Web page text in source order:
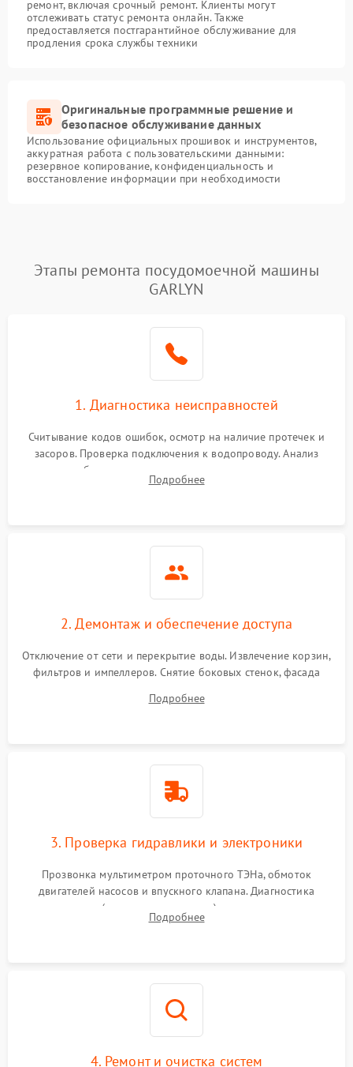
ремонт, включая срочный ремонт. Клиенты могут
отслеживать статус ремонта онлайн. Также
предоставляется постгарантийное обслуживание для
продления срока службы техники
Оригинальные программные решение и
безопасное обслуживание данных
Использование официальных прошивок и инструментов,
аккуратная работа с пользовательскими данными:
резервное копирование, конфиденциальность и
восстановление информации при необходимости
Этапы ремонта посудомоечной машины
GARLYN
1. Диагностика неисправностей
Считывание кодов ошибок, осмотр на наличие протечек и
засоров. Проверка подключения к водопроводу. Анализ
жалоб на отсутствие слива, нагрева, вращения
разбрызгивателей или срабатывание системы защиты
Подробнее
2. Демонтаж и обеспечение доступа
Отключение от сети и перекрытие воды. Извлечение корзин,
фильтров и импеллеров. Снятие боковых стенок, фасада
циркуляционному насосу, ТЭНу и сливной помпе.
Подробнее
3. Проверка гидравлики и электроники
Прозвонка мультиметром проточного ТЭНа, обмоток
двигателей насосов и впускного клапана. Диагностика
прессостата (датчика уровня воды), датчика мутности,
концевика дверцы и электронного модуля управления.
Подробнее
4. Ремонт и очистка систем